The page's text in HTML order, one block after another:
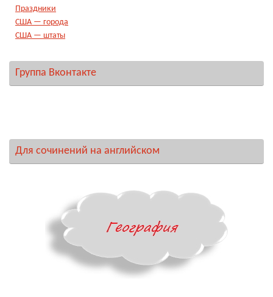
Праздники
США — города
США — штаты
Группа Вконтакте
Для сочинений на английском